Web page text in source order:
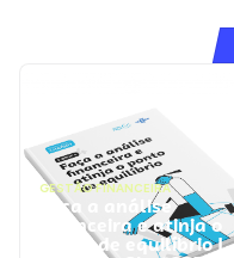
GESTÃO FINANCEIRA
Faça a análise
financeira e atinja o
ponto de equilíbrio |